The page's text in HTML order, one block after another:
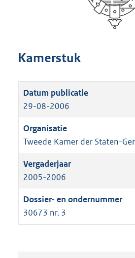
Kamerstuk
29-08-2006
Tweede Kamer der Staten-
2005-2006
30673 nr. 3